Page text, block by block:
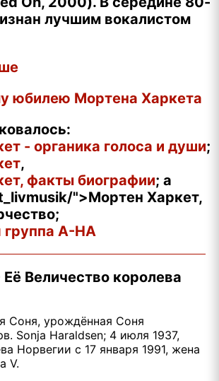
лучшим вокалистом
юбилею Мортена Харкета
- органика голоса и души;
,
факты биографии; a
">Мортен Харкет,
A-HA
Величество королева
Соня, урождённая Соня
Sonja Haraldsen; 4 июля 1937,
Норвегии с 17 января 1991, жена
V.